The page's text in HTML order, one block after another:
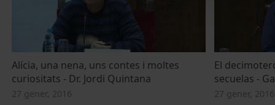
Alícia, una nena, uns contes i moltes
curiositats - Dr. Jordi Quintana
27 gener, 2016
El
secuelas -
27 gener, 2016